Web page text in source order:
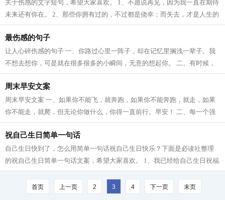
关于伤感的文字短句，希望大家喜欢。 1、不愿说再见，因为我一直在期待
未来还有你在。 2、那些你拥有过的，不过都是侥幸；而失去，才是人生的
常态。 3、本想把日子过成诗，时而...
最伤感的句子
让人心碎伤感的句子 一、你路过心里一阵子，却在记忆里搁浅一辈子。我
不想去想你，可是就在很多很多的小瞬间，无意的想起你。 二、有时候，
我们就像鱼缸里的鱼，想说的很多，...
周末早安文案
周末早安文案 一、如果你不能飞，就奔跑，如果你不能奔跑，就走，如果
你不能走，就爬，但无论你做什么，你得一直前行。早安！ 二、每一个强
大的人，都咬着牙度过一段没人帮忙...
祝自己生日简单一句话
自己生日快到了，怎么用简单一句话祝自己生日快乐？下面是必读社整理
的祝自己生日简单一句话文案，希望大家喜欢。 1、我已经给自己生日祝福
了，我还会给自己买生日蛋糕，不用...
首页 上一页 2 3 4 下一页 末页